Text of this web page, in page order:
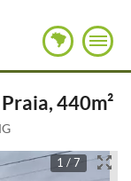
440m²
1 / 7